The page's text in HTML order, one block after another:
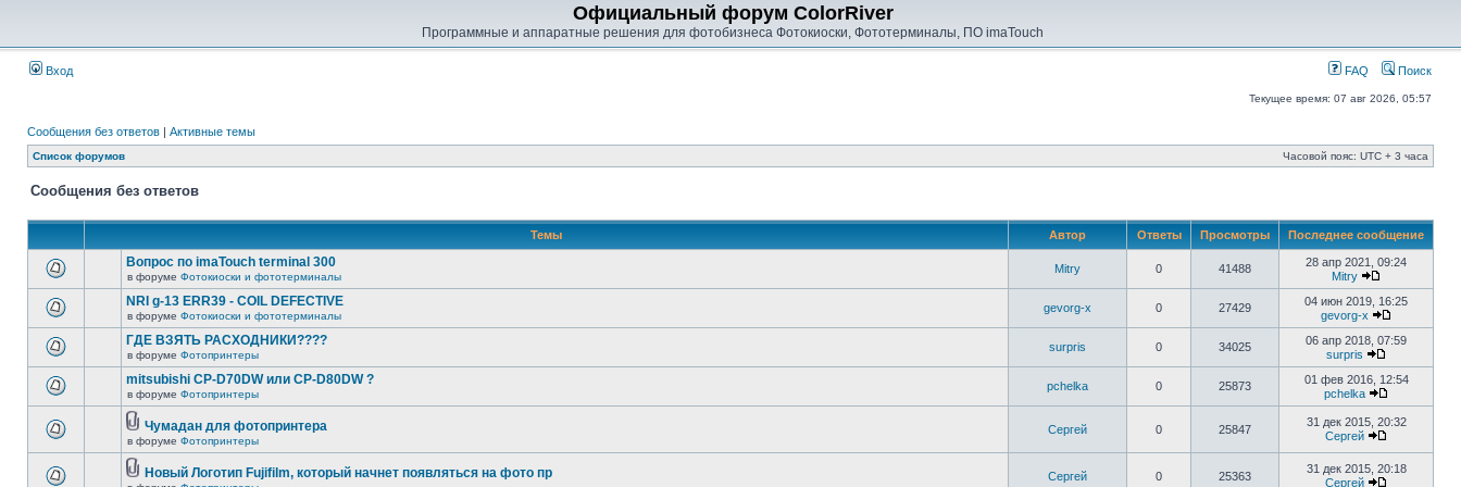
Официальный форум ColorRiver
Программные и аппаратные решения для фотобизнеса Фотокиоски, Фототерминалы, ПО imaTouch
Вход FAQ Поиск
Текущее время: 07 авг 2026, 05:57
Сообщения без ответов | Активные темы
Список форумов Часовой пояс: UTC + 3 часа
Сообщения без ответов
Темы Автор Ответы Просмотры Последнее сообщение
Вопрос по imaTouch terminal 300
в форуме Фотокиоски и фототерминалы
Mitry 0 41488
28 апр 2021, 09:24
Mitry
NRI g-13 ERR39 - COIL DEFECTIVE
в форуме Фотокиоски и фототерминалы
gevorg-x 0 27429
04 июн 2019, 16:25
gevorg-x
ГДЕ ВЗЯТЬ РАСХОДНИКИ????
в форуме Фотопринтеры
surpris 0 34025
06 апр 2018, 07:59
surpris
mitsubishi CP-D70DW или CP-D80DW ?
в форуме Фотопринтеры
pchelka 0 25873
01 фев 2016, 12:54
pchelka
Чумадан для фотопринтера
в форуме Фотопринтеры
Сергей 0 25847
31 дек 2015, 20:32
Сергей
Новый Логотип Fujifilm, который начнет появляться на фото пр Сергей 0 25363
31 дек 2015, 20:18
Сергей